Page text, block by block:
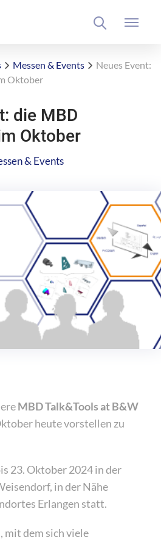
Messen & Events
Neues Event:
Oktober
die MBD
Oktober
& Events
MBD Talk&Tools at B&W
heute vorstellen zu
23. Oktober 2024 in der
in der Nähe
Erlangen statt.
mit dem sich viele